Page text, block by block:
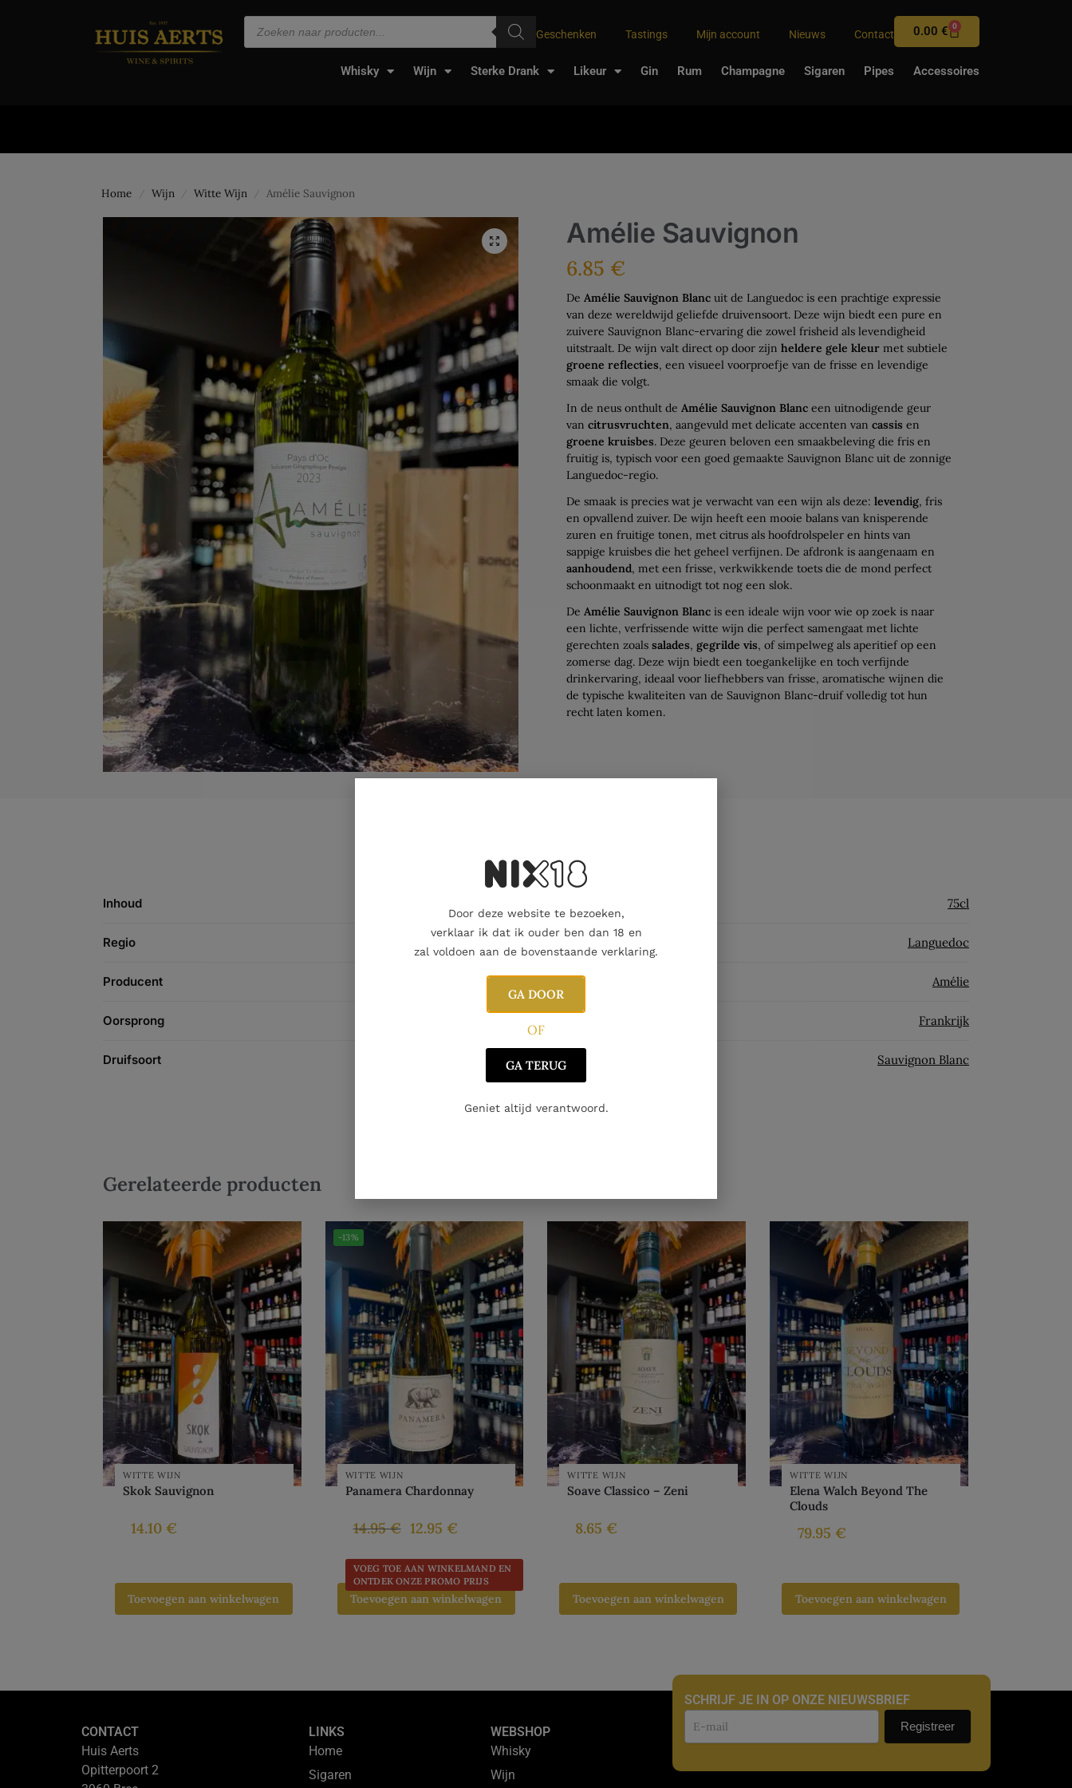
Geschenken Tastings Mijn account Nieuws Contact 0.00€ 0
Whisky Wijn Sterke Drank Likeur Gin Rum Champagne Sigaren Pipes Accessoires
Home / Wijn / Witte Wijn / Amélie Sauvignon
Amélie Sauvignon
6.85 €
De Amélie Sauvignon Blanc uit de Languedoc is een prachtige expressie
van deze wereldwijd geliefde druivensoort. Deze wijn biedt een pure en
zuivere Sauvignon Blanc-ervaring die zowel frisheid als levendigheid
uitstraalt. De wijn valt direct op door zijnheldere gele kleur met subtiele
groene reflecties, een visueel voorproefje van de frisse en levendige
smaak die volgt.
In de neus onthult de Amélie Sauvignon Blanc een uitnodigende geur
vancitrusvruchten, aangevuld met delicate accenten vancassis en
groene kruisbes. Deze geuren beloven een smaakbeleving die fris en
fruitig is, typisch voor een goed gemaakte Sauvignon Blanc uit de zonnige
Languedoc-regio.
De smaak is precies wat je verwacht van een wijn als deze:levendig, fris
en opvallend zuiver. De wijn heeft een mooie balans van knisperende
zuren en fruitige tonen, met citrus als hoofdrolspeler en hints van
sappige kruisbes die het geheel verfijnen. De afdronk is aangenaam en
aanhoudend, met een frisse, verkwikkende toets die de mond perfect
schoonmaakt en uitnodigt tot nog een slok.
De Amélie Sauvignon Blanc is een ideale wijn voor wie op zoek is naar
een lichte, verfrissende witte wijn die perfect samengaat met lichte
gerechten zoalssalades,gegrilde vis, of simpelweg als aperitief op een
zomerse dag. Deze wijn biedt een toegankelijke en toch verfijnde
drinkervaring, ideaal voor liefhebbers van frisse, aromatische wijnen die
de typische kwaliteiten van de Sauvignon Blanc-druif volledig tot hun
recht laten komen.
Inhoud 75cl
Regio Languedoc
Producent Amélie
Oorsprong Frankrijk
Druifsoort Sauvignon Blanc
Gerelateerde producten
WITTE WIJN
Skok Sauvignon
14.10 €
Toevoegen aan winkelwagen
-13%
WITTE WIJN
Panamera Chardonnay
14.95€ 12.95 €
VOEG TOE AAN WINKELMAND EN
ONTDEK ONZE PROMO PRIJS
Toevoegen aan winkelwagen
WITTE WIJN
Soave Classico – Zeni
8.65 €
Toevoegen aan winkelwagen
WITTE WIJN
Elena Walch Beyond The
Clouds
79.95 €
Toevoegen aan winkelwagen
CONTACT
Huis Aerts
Opitterpoort 2
LINKS
Home
Sigaren
WEBSHOP
Whisky
Wijn
SCHRIJF JE IN OP ONZE NIEUWSBRIEF
Nieuwsbrief Registreer
Door deze website te bezoeken,
verklaar ik dat ik ouder ben dan 18 en
zal voldoen aan de bovenstaande verklaring.
GA DOOR
OF
GA TERUG
Geniet altijd verantwoord.